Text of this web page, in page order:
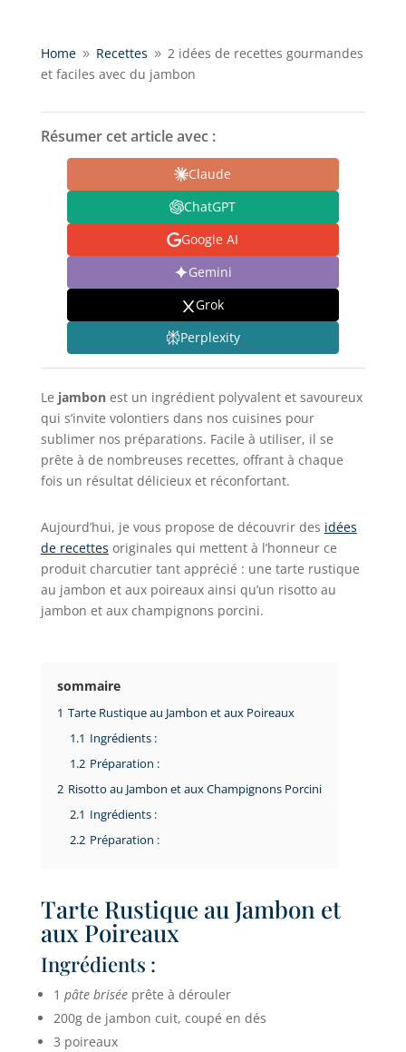
Home 9 Recettes 9 2 idées de recettes gourmandes
et faciles avec du jambon
Résumer cet article avec :
Claude
ChatGPT
Google AI
Gemini
Grok
Perplexity
Le jambon est un ingrédient polyvalent et savoureux
qui s’invite volontiers dans nos cuisines pour
sublimer nos préparations. Facile à utiliser, il se
prête à de nombreuses recettes, offrant à chaque
fois un résultat délicieux et réconfortant.
Aujourd’hui, je vous propose de découvrir des idées
de recettes originales qui mettent à l’honneur ce
produit charcutier tant apprécié : une tarte rustique
au jambon et aux poireaux ainsi qu’un risotto au
jambon et aux champignons porcini.
sommaire
1 Tarte Rustique au Jambon et aux Poireaux
1.1 Ingrédients :
1.2 Préparation :
2 Risotto au Jambon et aux Champignons Porcini
2.1 Ingrédients :
2.2 Préparation :
Tarte Rustique au Jambon et
aux Poireaux
Ingrédients :
1 pâte briséeprête à dérouler
200g de jambon cuit, coupé en dés
3 poireaux